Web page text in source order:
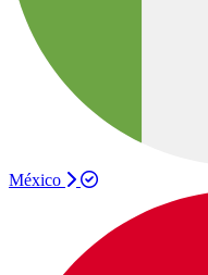
México